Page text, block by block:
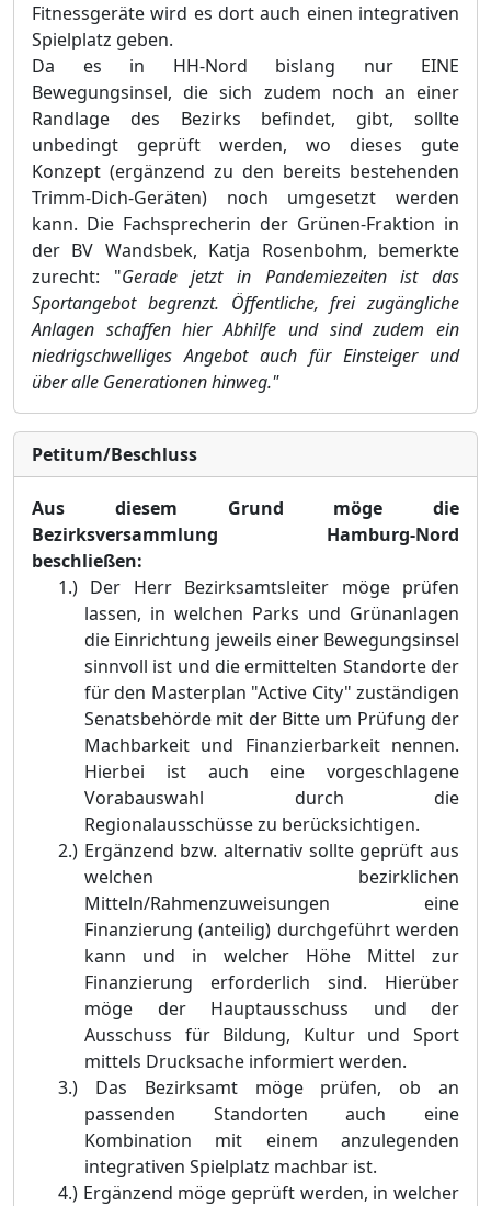
Fitnessgeräte wird es dort auch einen integrativen
Spielplatz geben.
Da es in HH-Nord bislang nur EINE
Bewegungsinsel, die sich zudem noch an einer
Randlage des Bezirks befindet, gibt, sollte
unbedingt geprüft werden, wo dieses gute
Konzept (ergänzend zu den bereits bestehenden
Trimm-Dich-Geräten) noch umgesetzt werden
kann. Die Fachsprecherin der Grünen-Fraktion in
der BV Wandsbek, Katja Rosenbohm, bemerkte
zurecht: "Gerade jetzt in Pandemiezeiten ist das
Sportangebot begrenzt. Öffentliche, frei zugängliche
Anlagen schaffen hier Abhilfe und sind zudem ein
niedrigschwelliges Angebot auch für Einsteiger und
über alle Generationen hinweg."
Petitum/Beschluss
Aus diesem Grund möge die
Bezirksversammlung Hamburg-Nord
beschließen:
1.) Der Herr Bezirksamtsleiter möge prüfen
lassen, in welchen Parks und Grünanlagen
die Einrichtung jeweils einer Bewegungsinsel
sinnvoll ist und die ermittelten Standorte der
für den Masterplan "Active City" zuständigen
Senatsbehörde mit der Bitte um Prüfung der
Machbarkeit und Finanzierbarkeit nennen.
Hierbei ist auch eine vorgeschlagene
Vorabauswahl durch die
Regionalausschüsse zu berücksichtigen.
2.) Ergänzend bzw. alternativ sollte geprüft aus
welchen bezirklichen
Mitteln/Rahmenzuweisungen eine
Finanzierung (anteilig) durchgeführt werden
kann und in welcher Höhe Mittel zur
Finanzierung erforderlich sind. Hierüber
möge der Hauptausschuss und der
Ausschuss für Bildung, Kultur und Sport
mittels Drucksache informiert werden.
3.)
Das Bezirksamt möge prüfen, ob an
passenden Standorten auch eine
Kombination mit einem anzulegenden
integrativen Spielplatz machbar ist.
4.) Ergänzend möge geprüft werden, in welcher